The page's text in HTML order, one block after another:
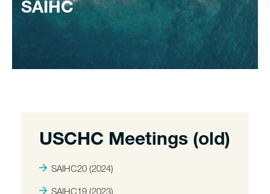
SAIHC
USCHC Meetings (old)
SAIHC20 (2024)
SAIHC19 (2023)